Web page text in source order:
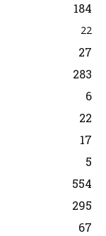
184
22
27
283
6
22
17
5
554
295
67